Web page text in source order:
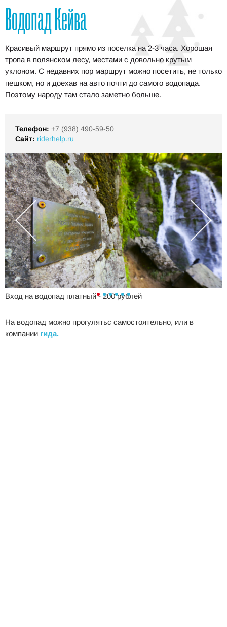
Водопад Кейва
Красивый маршрут прямо из поселка на 2-3 часа. Хорошая
тропа в полянском лесу, местами с довольно крутым
уклоном. С недавних пор маршрут можно посетить, не только
пешком, но и доехав на авто почти до самого водопада.
Поэтому народу там стало заметно больше.
Телефон: +7 (938) 490-59-50
Сайт: riderhelp.ru
Вход на водопад платный - 200 рублей
На водопад можно прогулятьс самостоятельно, или в
компании гида.